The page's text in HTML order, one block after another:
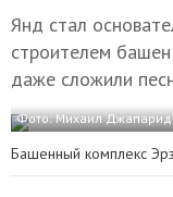
Янд стал
строителем
даже сложили
Фото: Михаил
Башенный комплекс